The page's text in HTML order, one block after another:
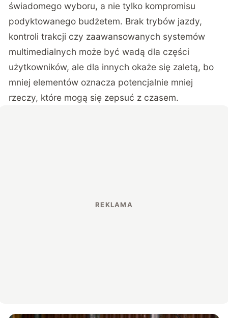
świadomego wyboru, a nie tylko kompromisu
podyktowanego budżetem. Brak trybów jazdy,
kontroli trakcji czy zaawansowanych systemów
multimedialnych może być wadą dla części
użytkowników, ale dla innych okaże się zaletą, bo
mniej elementów oznacza potencjalnie mniej
rzeczy, które mogą się zepsuć z czasem.